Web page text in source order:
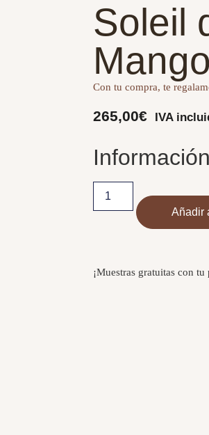
Soleil
Con tu compra, te
265,00€ IVA
Añadir
¡Muestras gratuitas con